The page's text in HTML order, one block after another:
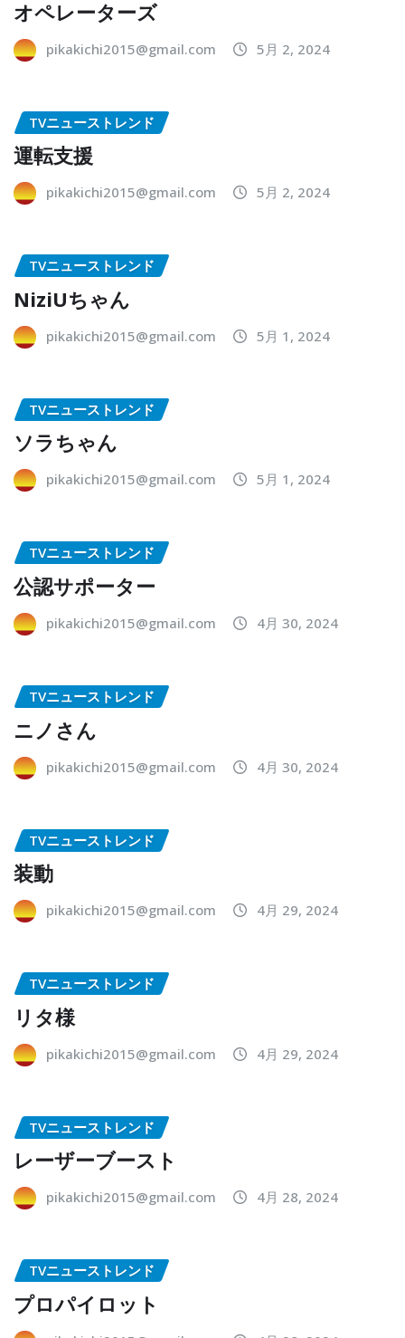
オペレーターズ
pikakichi2015@gmail.com 5月 2, 2024
TVニューストレンド
運転支援
pikakichi2015@gmail.com 5月 2, 2024
TVニューストレンド
NiziUちゃん
pikakichi2015@gmail.com 5月 1, 2024
TVニューストレンド
ソラちゃん
pikakichi2015@gmail.com 5月 1, 2024
TVニューストレンド
公認サポーター
pikakichi2015@gmail.com 4月 30, 2024
TVニューストレンド
ニノさん
pikakichi2015@gmail.com 4月 30, 2024
TVニューストレンド
装動
pikakichi2015@gmail.com 4月 29, 2024
TVニューストレンド
リタ様
pikakichi2015@gmail.com 4月 29, 2024
TVニューストレンド
レーザーブースト
pikakichi2015@gmail.com 4月 28, 2024
TVニューストレンド
プロパイロット